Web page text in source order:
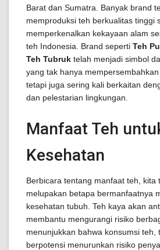
Barat dan Sumatra. Banyak brand
memproduksi teh berkualitas tinggi
memperkenalkan kekayaan alam
teh Indonesia. Brand seperti Teh
Teh Tubruk telah menjadi simbol
yang tak hanya
tetapi juga sering kali berkaitan
dan pelestarian lingkungan.
Manfaat Teh
Kesehatan
Berbicara tentang manfaat teh, kita
melupakan betapa bermanfaatnya
kesehatan tubuh. Teh kaya akan
membantu mengurangi risiko
menunjukkan bahwa konsumsi teh,
berpotensi menurunkan risiko